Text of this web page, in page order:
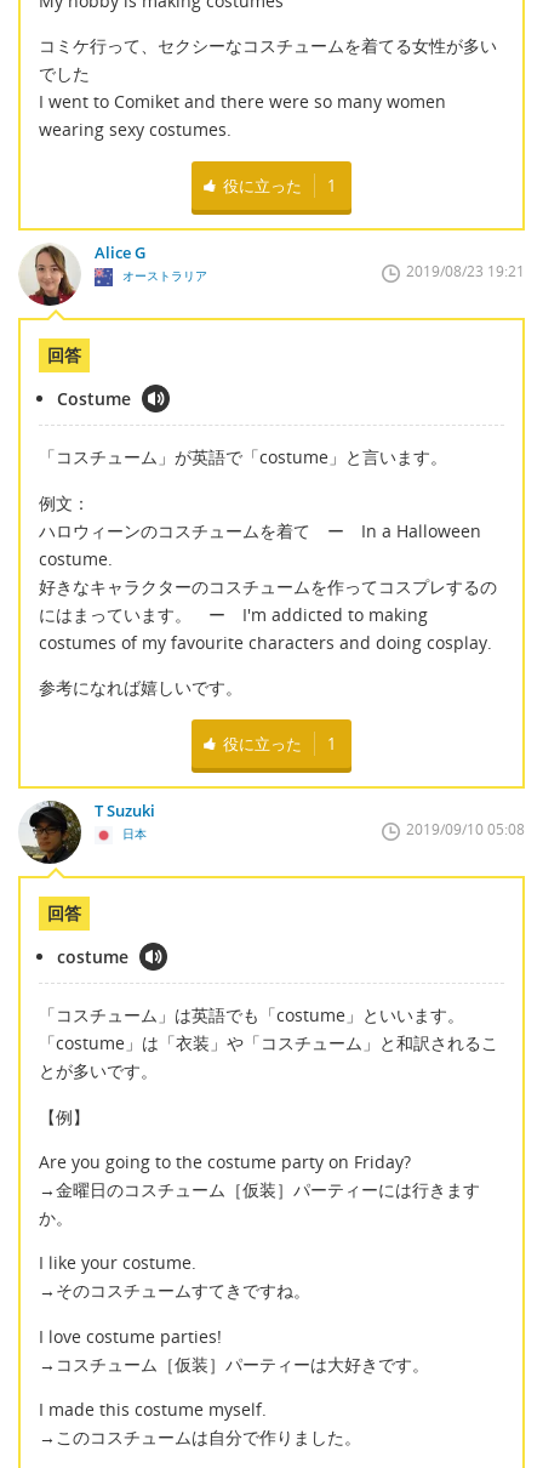
コミケ行って、セクシーなコスチュームを着てる女性が多い
でした
I went to Comiket and there were so many women
wearing sexy costumes.
役に立った 1
Alice G
オーストラリア 2019/08/23 19:21
回答
Costume
「コスチューム」が英語で「costume」と言います。
例文：
ハロウィーンのコスチュームを着て ー In a Halloween
costume.
好きなキャラクターのコスチュームを作ってコスプレするの
にはまっています。 ー I'm addicted to making
costumes of my favourite characters and doing cosplay.
参考になれば嬉しいです。
役に立った 1
T Suzuki
日本 2019/09/10 05:08
回答
costume
「コスチューム」は英語でも「costume」といいます。
「costume」は「衣装」や「コスチューム」と和訳されるこ
とが多いです。
【例】
Are you going to the costume party on Friday?
→金曜日のコスチューム［仮装］パーティーには行きます
か。
I like your costume.
→そのコスチュームすてきですね。
I love costume parties!
→コスチューム［仮装］パーティーは大好きです。
I made this costume myself.
→このコスチュームは自分で作りました。